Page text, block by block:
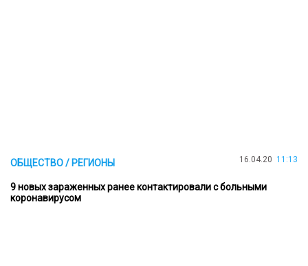
ОБЩЕСТВО / РЕГИОНЫ 16.04.20 11:13
9 новых зараженных ранее контактировали с больными
коронавирусом